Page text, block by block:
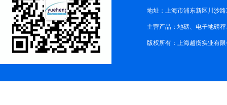
地址：上海市浦东新区川沙路
主营产品：地磅、电子地磅
版权所有：上海越衡实业有